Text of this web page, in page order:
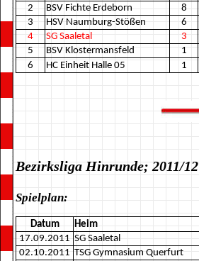
2
BSV Fichte Erdeborn 8
3
HSV Naumburg-Stößen 6
4
SG Saaletal 3
5
BSV Klostermansfeld 1
6
HC Einheit Halle 05 1
Bezirksliga Hinrunde; 2011/12
Spielplan:
Datum Heim
17.09.2011 SG Saaletal
02.10.2011 TSG Gymnasium Querfurt